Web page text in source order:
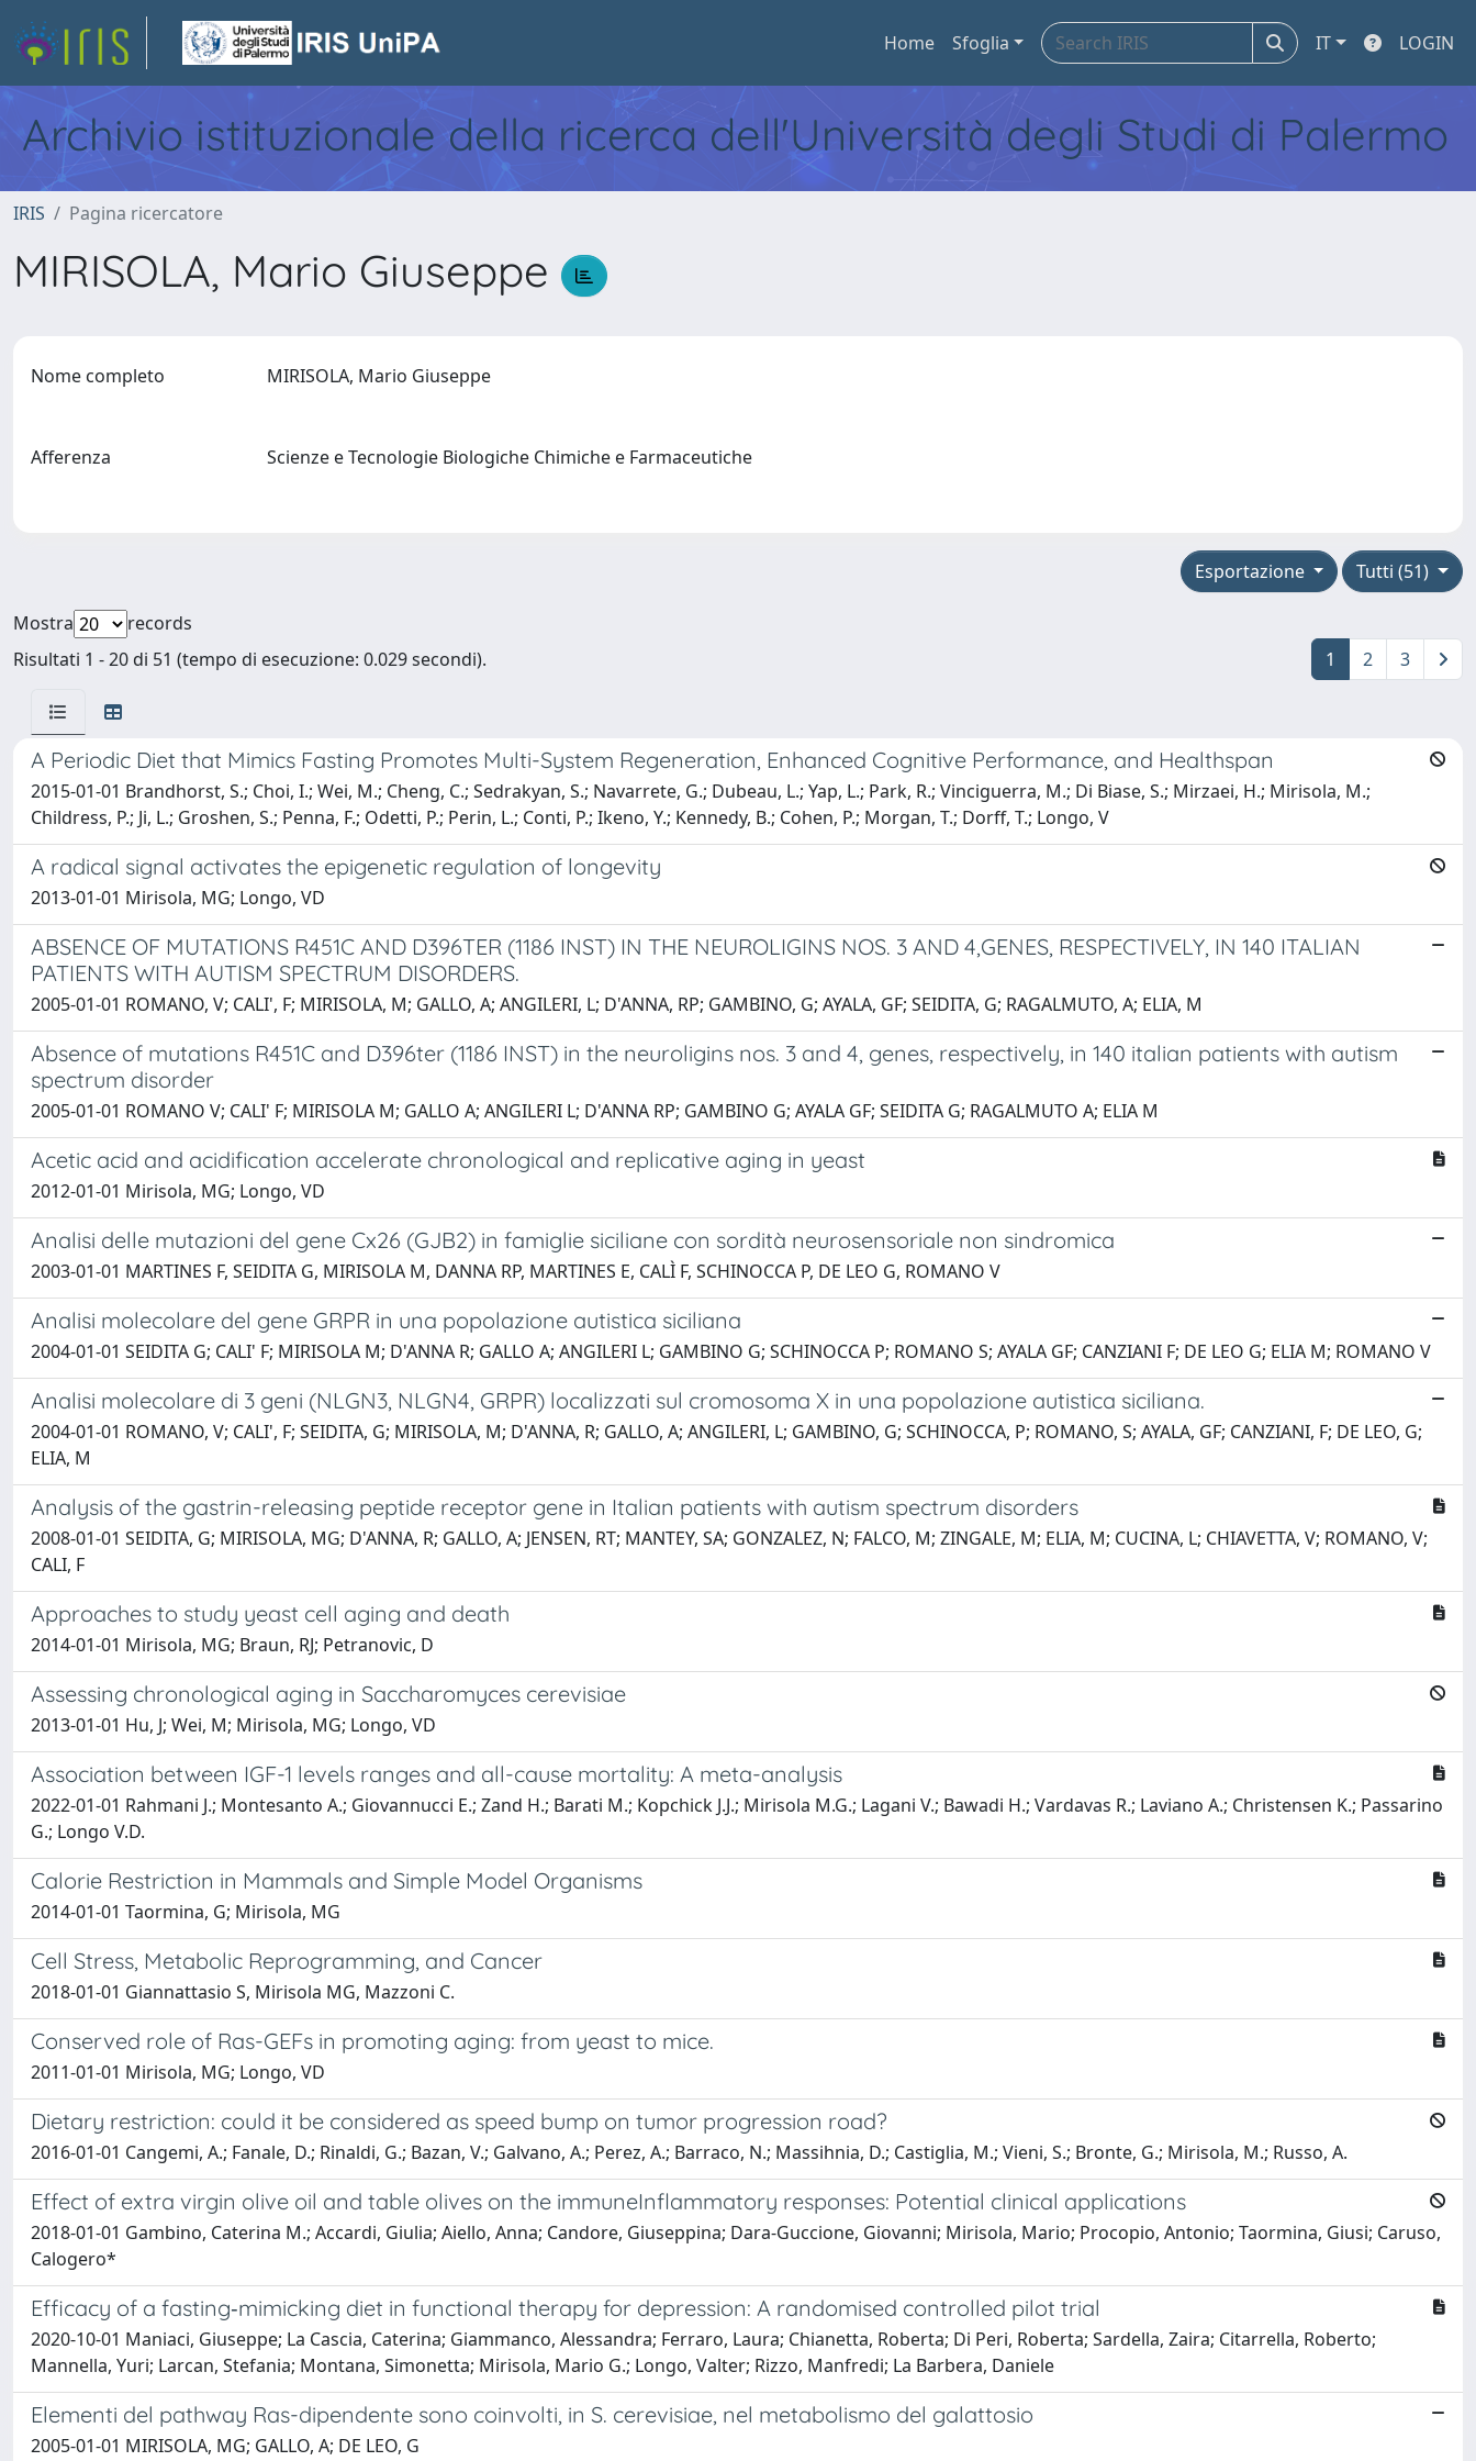
Home Sfoglia IT LOGIN
Archivio istituzionale della ricerca dell'Università degli Studi di Palermo
IRIS Pagina ricercatore
MIRISOLA, Mario Giuseppe
Nome completo MIRISOLA, Mario Giuseppe
Afferenza Scienze e Tecnologie Biologiche Chimiche e Farmaceutiche
Tutti (51)
Esportazione
Mostra
records
Risultati 1 - 20 di 51 (tempo di esecuzione: 0.029 secondi).
1 2 3
A Periodic Diet that Mimics Fasting Promotes Multi-System Regeneration, Enhanced Cognitive Performance, and Healthspan
2015-01-01 Brandhorst, S.; Choi, I.; Wei, M.; Cheng, C.; Sedrakyan, S.; Navarrete, G.; Dubeau, L.; Yap, L.; Park, R.; Vinciguerra, M.; Di Biase, S.; Mirzaei, H.; Mirisola, M.;
Childress, P.; Ji, L.; Groshen, S.; Penna, F.; Odetti, P.; Perin, L.; Conti, P.; Ikeno, Y.; Kennedy, B.; Cohen, P.; Morgan, T.; Dorff, T.; Longo, V
A radical signal activates the epigenetic regulation of longevity
2013-01-01 Mirisola, MG; Longo, VD
ABSENCE OF MUTATIONS R451C AND D396TER (1186 INST) IN THE NEUROLIGINS NOS. 3 AND 4,GENES, RESPECTIVELY, IN 140 ITALIAN
PATIENTS WITH AUTISM SPECTRUM DISORDERS.
2005-01-01 ROMANO, V; CALI', F; MIRISOLA, M; GALLO, A; ANGILERI, L; D'ANNA, RP; GAMBINO, G; AYALA, GF; SEIDITA, G; RAGALMUTO, A; ELIA, M
Absence of mutations R451C and D396ter (1186 INST) in the neuroligins nos. 3 and 4, genes, respectively, in 140 italian patients with autism
spectrum disorder
2005-01-01 ROMANO V; CALI' F; MIRISOLA M; GALLO A; ANGILERI L; D'ANNA RP; GAMBINO G; AYALA GF; SEIDITA G; RAGALMUTO A; ELIA M
Acetic acid and acidification accelerate chronological and replicative aging in yeast
2012-01-01 Mirisola, MG; Longo, VD
Analisi delle mutazioni del gene Cx26 (GJB2) in famiglie siciliane con sordità neurosensoriale non sindromica
2003-01-01 MARTINES F, SEIDITA G, MIRISOLA M, DANNA RP, MARTINES E, CALÌ F, SCHINOCCA P, DE LEO G, ROMANO V
Analisi molecolare del gene GRPR in una popolazione autistica siciliana
2004-01-01 SEIDITA G; CALI' F; MIRISOLA M; D'ANNA R; GALLO A; ANGILERI L; GAMBINO G; SCHINOCCA P; ROMANO S; AYALA GF; CANZIANI F; DE LEO G; ELIA M; ROMANO V
Analisi molecolare di 3 geni (NLGN3, NLGN4, GRPR) localizzati sul cromosoma X in una popolazione autistica siciliana.
2004-01-01 ROMANO, V; CALI', F; SEIDITA, G; MIRISOLA, M; D'ANNA, R; GALLO, A; ANGILERI, L; GAMBINO, G; SCHINOCCA, P; ROMANO, S; AYALA, GF; CANZIANI, F; DE LEO, G;
ELIA, M
Analysis of the gastrin-releasing peptide receptor gene in Italian patients with autism spectrum disorders
2008-01-01 SEIDITA, G; MIRISOLA, MG; D'ANNA, R; GALLO, A; JENSEN, RT; MANTEY, SA; GONZALEZ, N; FALCO, M; ZINGALE, M; ELIA, M; CUCINA, L; CHIAVETTA, V; ROMANO, V;
CALI, F
Approaches to study yeast cell aging and death
2014-01-01 Mirisola, MG; Braun, RJ; Petranovic, D
Assessing chronological aging in Saccharomyces cerevisiae
2013-01-01 Hu, J; Wei, M; Mirisola, MG; Longo, VD
Association between IGF-1 levels ranges and all-cause mortality: A meta-analysis
2022-01-01 Rahmani J.; Montesanto A.; Giovannucci E.; Zand H.; Barati M.; Kopchick J.J.; Mirisola M.G.; Lagani V.; Bawadi H.; Vardavas R.; Laviano A.; Christensen K.; Passarino
G.; Longo V.D.
Calorie Restriction in Mammals and Simple Model Organisms
2014-01-01 Taormina, G; Mirisola, MG
Cell Stress, Metabolic Reprogramming, and Cancer
2018-01-01 Giannattasio S, Mirisola MG, Mazzoni C.
Conserved role of Ras-GEFs in promoting aging: from yeast to mice.
2011-01-01 Mirisola, MG; Longo, VD
Dietary restriction: could it be considered as speed bump on tumor progression road?
2016-01-01 Cangemi, A.; Fanale, D.; Rinaldi, G.; Bazan, V.; Galvano, A.; Perez, A.; Barraco, N.; Massihnia, D.; Castiglia, M.; Vieni, S.; Bronte, G.; Mirisola, M.; Russo, A.
Effect of extra virgin olive oil and table olives on the immuneInflammatory responses: Potential clinical applications
2018-01-01 Gambino, Caterina M.; Accardi, Giulia; Aiello, Anna; Candore, Giuseppina; Dara-Guccione, Giovanni; Mirisola, Mario; Procopio, Antonio; Taormina, Giusi; Caruso,
Calogero*
Efficacy of a fasting‐mimicking diet in functional therapy for depression: A randomised controlled pilot trial
2020-10-01 Maniaci, Giuseppe; La Cascia, Caterina; Giammanco, Alessandra; Ferraro, Laura; Chianetta, Roberta; Di Peri, Roberta; Sardella, Zaira; Citarrella, Roberto;
Mannella, Yuri; Larcan, Stefania; Montana, Simonetta; Mirisola, Mario G.; Longo, Valter; Rizzo, Manfredi; La Barbera, Daniele
Elementi del pathway Ras-dipendente sono coinvolti, in S. cerevisiae, nel metabolismo del galattosio
2005-01-01 MIRISOLA, MG; GALLO, A; DE LEO, G